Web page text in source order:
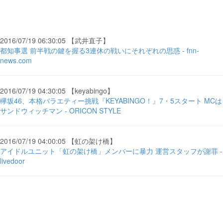
2016/07/19 06:30:05 【武井直子】
都知事選 前半戦の鍵を握る3連休の戦いにそれぞれの思惑 - fnn-
news.com
2016/07/19 04:30:05 【keyabingo】
欅坂46、本格バラエティー挑戦『KEYABINGO！』7・5スタート MCは
サンドウィッチマン - ORICON STYLE
2016/07/19 04:00:05 【虹の架け橋】
アイドルユニット「虹の架け橋」メンバーに暴力 運営スタッフが謝罪 -
livedoor